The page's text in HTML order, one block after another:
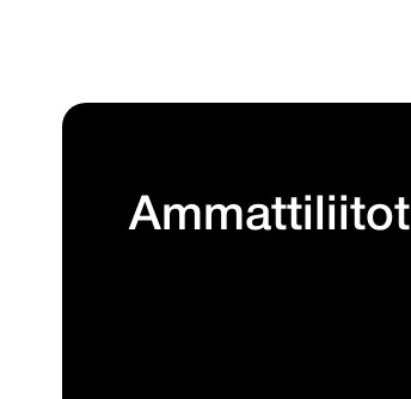
Ammattiliitot